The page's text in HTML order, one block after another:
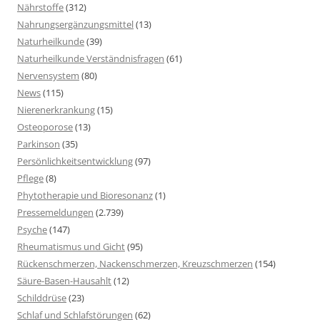
Nährstoffe(312)
Nahrungsergänzungsmittel(13)
Naturheilkunde(39)
Naturheilkunde Verständnisfragen (61)
Nervensystem (80)
News(115)
Nierenerkrankung(15)
Osteoporose(13)
Parkinson (35)
Persönlichkeitsentwicklung(97)
Pflege(8)
Phytotherapie und Bioresonanz(1)
Pressemeldungen (2.739)
Psyche(147)
Rheumatismus und Gicht(95)
Rückenschmerzen, Nackenschmerzen, Kreuzschmerzen (154)
Säure-Basen-Hausahlt(12)
Schilddrüse(23)
Schlaf und Schlafstörungen (62)